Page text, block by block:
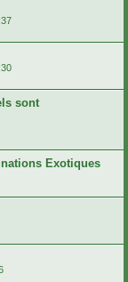
sont
Exotiques